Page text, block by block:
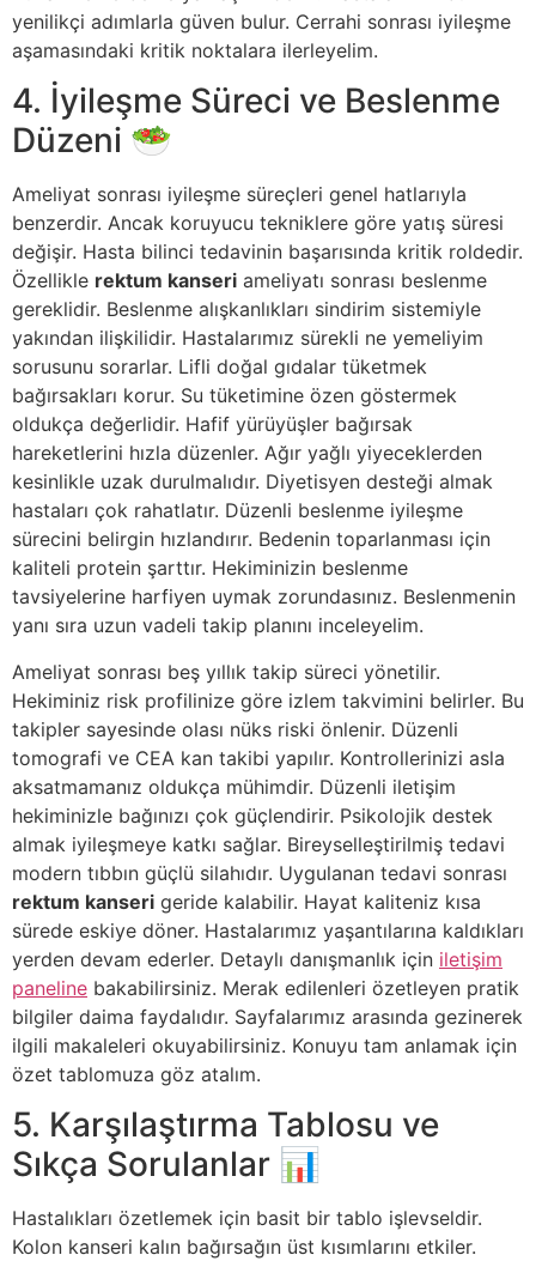
yenilikçi adımlarla güven bulur. Cerrahi sonrası iyileşme
aşamasındaki kritik noktalara ilerleyelim.
4. İyileşme Süreci ve Beslenme
Düzeni 🥗
Ameliyat sonrası iyileşme süreçleri genel hatlarıyla
benzerdir. Ancak koruyucu tekniklere göre yatış süresi
değişir. Hasta bilinci tedavinin başarısında kritik roldedir.
Özellikle rektum kanseri ameliyatı sonrası beslenme
gereklidir. Beslenme alışkanlıkları sindirim sistemiyle
yakından ilişkilidir. Hastalarımız sürekli ne yemeliyim
sorusunu sorarlar. Lifli doğal gıdalar tüketmek
bağırsakları korur. Su tüketimine özen göstermek
oldukça değerlidir. Hafif yürüyüşler bağırsak
hareketlerini hızla düzenler. Ağır yağlı yiyeceklerden
kesinlikle uzak durulmalıdır. Diyetisyen desteği almak
hastaları çok rahatlatır. Düzenli beslenme iyileşme
sürecini belirgin hızlandırır. Bedenin toparlanması için
kaliteli protein şarttır. Hekiminizin beslenme
tavsiyelerine harfiyen uymak zorundasınız. Beslenmenin
yanı sıra uzun vadeli takip planını inceleyelim.
Ameliyat sonrası beş yıllık takip süreci yönetilir.
Hekiminiz risk profilinize göre izlem takvimini belirler. Bu
takipler sayesinde olası nüks riski önlenir. Düzenli
tomografi ve CEA kan takibi yapılır. Kontrollerinizi asla
aksatmamanız oldukça mühimdir. Düzenli iletişim
hekiminizle bağınızı çok güçlendirir. Psikolojik destek
almak iyileşmeye katkı sağlar. Bireyselleştirilmiş tedavi
modern tıbbın güçlü silahıdır. Uygulanan tedavi sonrası
rektum kanseri geride kalabilir. Hayat kaliteniz kısa
sürede eskiye döner. Hastalarımız yaşantılarına kaldıkları
yerden devam ederler. Detaylı danışmanlık için iletişim
paneline bakabilirsiniz. Merak edilenleri özetleyen pratik
bilgiler daima faydalıdır. Sayfalarımız arasında gezinerek
ilgili makaleleri okuyabilirsiniz. Konuyu tam anlamak için
özet tablomuza göz atalım.
5. Karşılaştırma Tablosu ve
Sıkça Sorulanlar 📊
Hastalıkları özetlemek için basit bir tablo işlevseldir.
Kolon kanseri kalın bağırsağın üst kısımlarını etkiler.